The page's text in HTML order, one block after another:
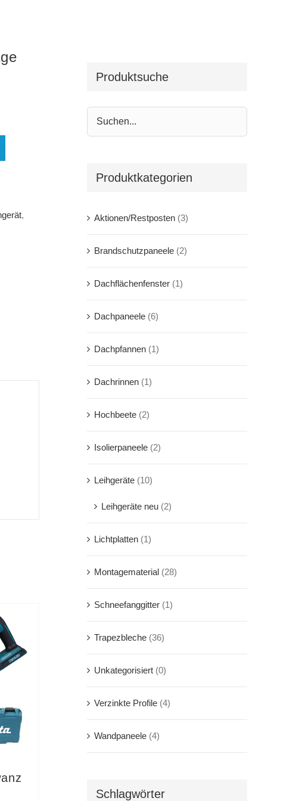
,
Produktsuche
Produktkategorien
Aktionen/Restposten (3)
Brandschutzpaneele (2)
Dachflächenfenster (1)
Dachpaneele (6)
Dachpfannen (1)
Dachrinnen (1)
Hochbeete (2)
Isolierpaneele (2)
Leihgeräte (10)
Leihgeräte neu (2)
Lichtplatten (1)
Montagematerial (28)
Schneefanggitter (1)
Trapezbleche (36)
Unkategorisiert (0)
Verzinkte Profile (4)
Wandpaneele (4)
Schlagwörter